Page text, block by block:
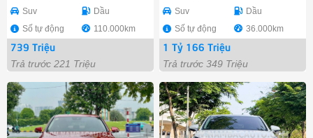
Suv
Dầu
Số tự động
110.000km
739 Triệu
Trả trước 221 Triệu
Suv
Dầu
Số tự động
36.000km
1 Tỷ 166 Triệu
Trả trước 349 Triệu